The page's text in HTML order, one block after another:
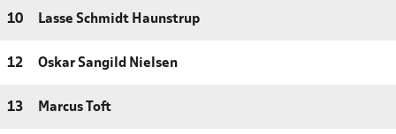
10 Lasse Schmidt Haunstrup
12 Oskar Sangild Nielsen
13 Marcus Toft